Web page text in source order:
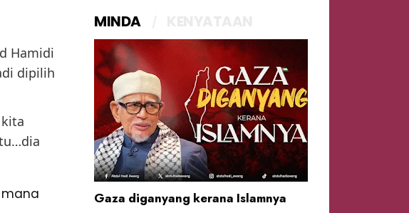
Hamidi
dipilih
MINDA
Gaza diganyang kerana Islamnya